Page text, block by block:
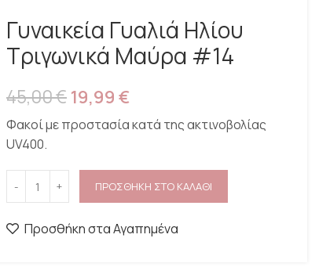
Γυναικεία Γυαλιά Ηλίου
Τριγωνικά Μαύρα #14
45,00€ 19,99 €
Φακοί με προστασία κατά της ακτινοβολίας
UV400.
ΠΡΟΣΘΗΚΗ ΣΤΟ ΚΑΛΑΘΙ
Προσθήκη στα Αγαπημένα